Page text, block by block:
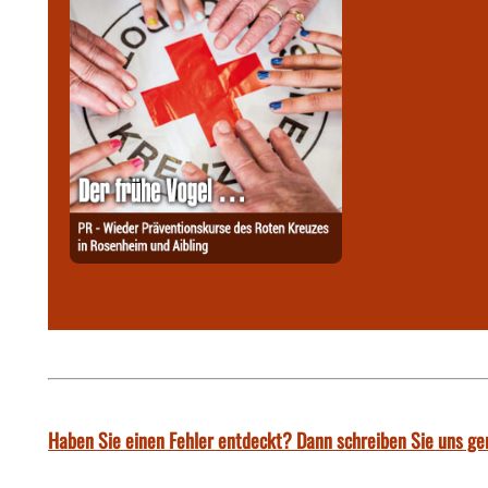
Haben Sie einen Fehler entdeckt? Dann schreiben Sie uns